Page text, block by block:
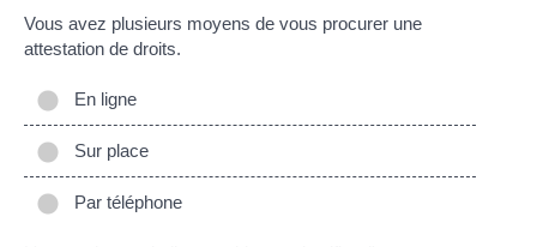
Vous avez plusieurs moyens de vous procurer une
attestation de droits.
En ligne
Sur place
Par téléphone